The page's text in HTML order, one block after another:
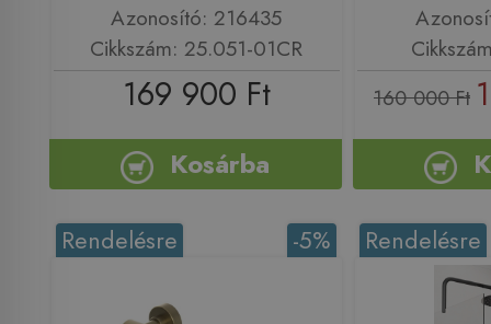
Azonosító: 216435
Cikkszám: 25.051-01CR
169 900 Ft
Kosárba
160 000 Ft
-5%
Rendelésre Rendelésre